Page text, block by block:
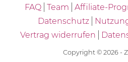
FAQ Team Affiliate-
Datenschutz
Vertrag widerrufen
Copyright © 2026 -